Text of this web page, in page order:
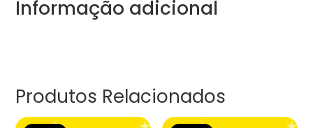
Informação adicional
Produtos Relacionados